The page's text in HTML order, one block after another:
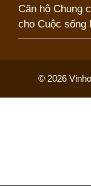
Căn hộ Chung
cho Cuộc sống
© 2026